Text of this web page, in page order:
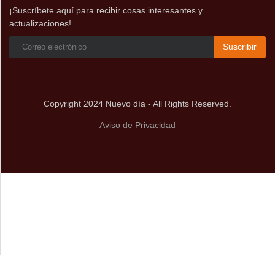
¡Suscríbete aquí para recibir cosas interesantes y
actualizaciones!
Suscribir
Copyright 2024 Nuevo día - All Rights Reserved.
Aviso de Privacidad